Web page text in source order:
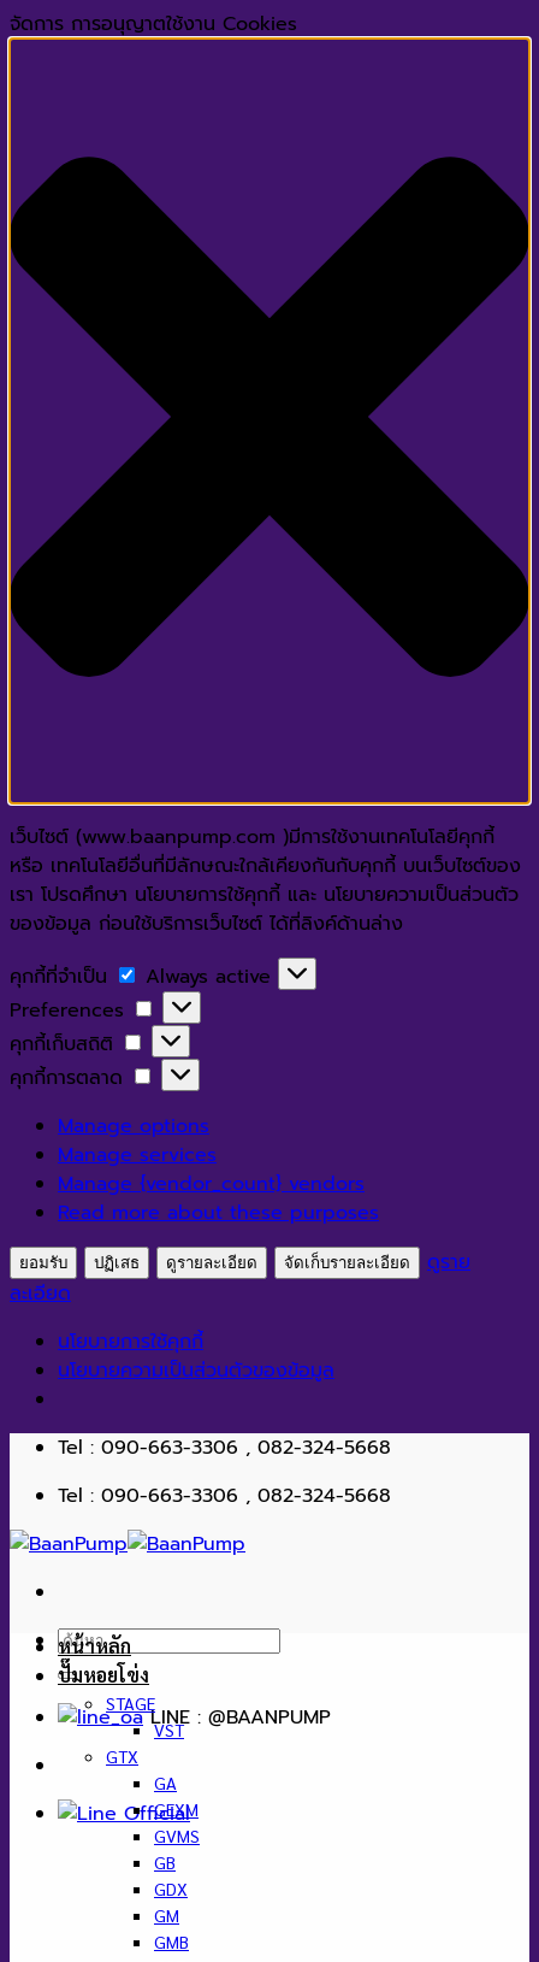
จัดการ การอนุญาตใช้งาน Cookies
เว็บไซต์ (www.baanpump.com )มีการใช้งานเทคโนโลยีคุกกี้
หรือ เทคโนโลยีอื่นที่มีลักษณะใกล้เคียงกันกับคุกกี้ บนเว็บไซต์ของ
เรา โปรดศึกษา นโยบายการใช้คุกกี้ และ นโยบายความเป็นส่วนตัว
ของข้อมูล ก่อนใช้บริการเว็บไซต์ ได้ที่ลิงค์ด้านล่าง
คุกกี้ที่จำเป็น
คุกกี้
ที่
จำเป็น
Always active
Preferences
Preferences
คุกกี้เก็บสถิติ
คุกกี้
เก็บ
สถิติ
คุกกี้การตลาด
คุกกี้
การ
ตลาด
Manage options
Manage services
Manage {vendor_count} vendors
Read more about these purposes
ยอมรับ ปฏิเสธ ดูรายละเอียด จัดเก็บรายละเอียด
ดูราย
ละเอียด
นโยบายการใช้คุกกี้
นโยบายความเป็นส่วนตัวของข้อมูล
ข้าม
เนื้อหา
Tel : 090-663-3306 , 082-324-5668
Tel : 090-663-3306 , 082-324-5668
ค้นหา:
LINE : @BAANPUMP
หน้าหลัก
ปั๊มหอยโข่ง
STAGE
VST
GTX
GA
GEXM
GVMS
GB
GDX
GM
GMB